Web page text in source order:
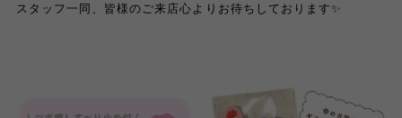
スタッフ一同、皆様のご来店心よりお待ちしております✨